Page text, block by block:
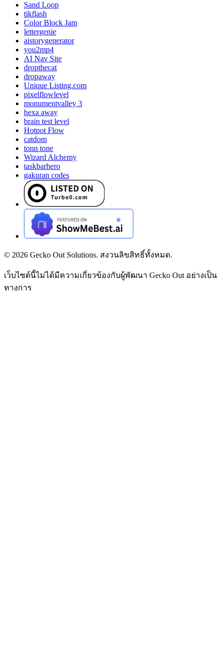
Sand Loop
tikflash
Color Block Jam
lettergenie
aistorygenerator
you2mp4
AI Nav Site
dropthecat
dropaway
Unique Listing.com
pixelflowlevel
monumentvalley 3
hexa away
brain test level
Hotpot Flow
catdom
tonn tone
Wizard Alchemy
taskbarhero
gakuran codes
© 2026 Gecko Out Solutions. สงวนลิขสิทธิ์ทั้งหมด.
เว็บไซต์นี้ไม่ได้มีความเกี่ยวข้องกับผู้พัฒนา Gecko Out อย่างเป็น
ทางการ